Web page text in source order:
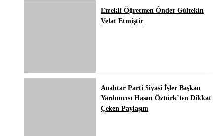
Emekli Öğretmen Ônder Gültekin
Vefat Etmiştir
Anahtar Parti Siyasi İşler Başkan
Yardımcısı Hasan Öztürk’ten Dikkat
Çeken Paylaşım